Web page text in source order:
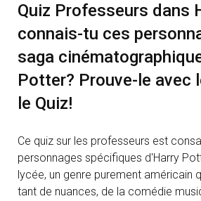
Quiz Professeurs dans
connais-tu ces
saga
Potter? Prouve-le avec
le Quiz!
Ce quiz sur les professeurs est
personnages spécifiques d'Harry
lycée, un genre purement américain
tant de nuances, de la comédie